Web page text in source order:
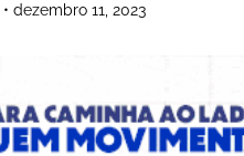
• dezembro 11, 2023